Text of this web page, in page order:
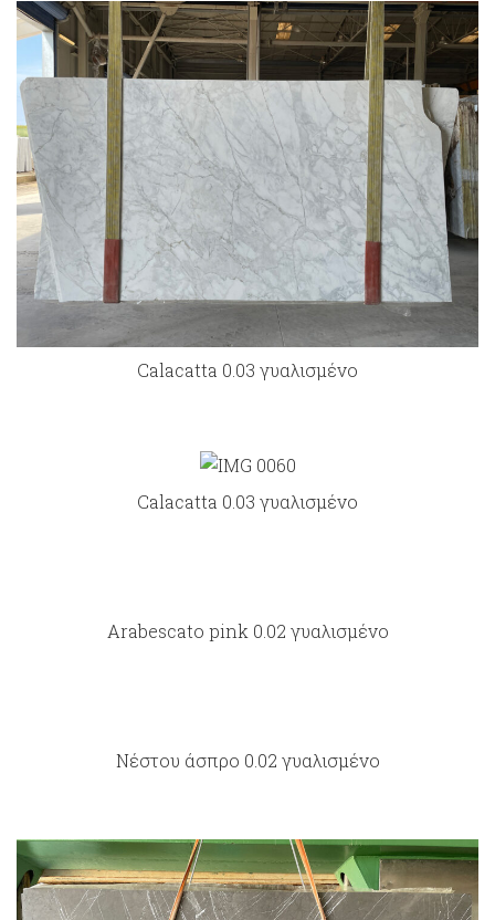
Calacatta 0.03 γυαλισμένο
Calacatta 0.03 γυαλισμένο
Arabescato pink 0.02 γυαλισμένο
Νέστου άσπρο 0.02 γυαλισμένο